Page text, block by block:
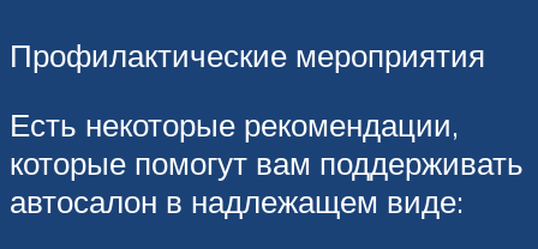
Профилактические мероприятия
Есть некоторые рекомендации,
которые помогут вам поддерживать
автосалон в надлежащем виде: